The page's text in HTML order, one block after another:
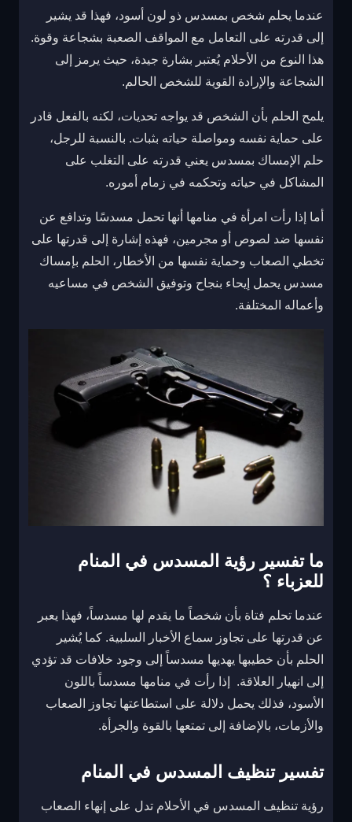
عندما يحلم شخص بمسدس ذو لون أسود، فهذا قد يشير
إلى قدرته على التعامل مع المواقف الصعبة بشجاعة وقوة.
هذا النوع من الأحلام يُعتبر بشارة جيدة، حيث يرمز إلى
الشجاعة والإرادة القوية للشخص الحالم.
يلمح الحلم بأن الشخص قد يواجه تحديات، لكنه بالفعل قادر
على حماية نفسه ومواصلة حياته بثبات. بالنسبة للرجل،
حلم الإمساك بمسدس يعني قدرته على التغلب على
المشاكل في حياته وتحكمه في زمام أموره.
أما إذا رأت امرأة في منامها أنها تحمل مسدسًا وتدافع عن
نفسها ضد لصوص أو مجرمين، فهذه إشارة إلى قدرتها على
تخطي الصعاب وحماية نفسها من الأخطار، الحلم بإمساك
مسدس يحمل إيحاء بنجاح وتوفيق الشخص في مساعيه
وأعماله المختلفة.
ما تفسير رؤية المسدس في المنام
للعزباء ؟
عندما تحلم فتاة بأن شخصاً ما يقدم لها مسدساً، فهذا يعبر
عن قدرتها على تجاوز سماع الأخبار السلبية. كما يُشير
الحلم بأن خطيبها يهديها مسدساً إلى وجود خلافات قد تؤدي
إلى انهيار العلاقة. إذا رأت في منامها مسدساً باللون
الأسود، فذلك يحمل دلالة على استطاعتها تجاوز الصعاب
والأزمات، بالإضافة إلى تمتعها بالقوة والجرأة.
تفسير تنظيف المسدس في المنام
رؤية تنظيف المسدس في الأحلام تدل على إنهاء الصعاب